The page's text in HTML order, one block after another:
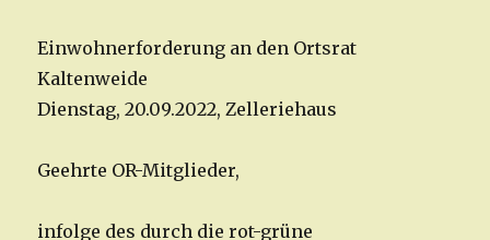
Einwohnerforderung an den Ortsrat
Kaltenweide
Dienstag, 20.09.2022, Zelleriehaus
Geehrte OR-Mitglieder,
infolge des durch die rot-grüne